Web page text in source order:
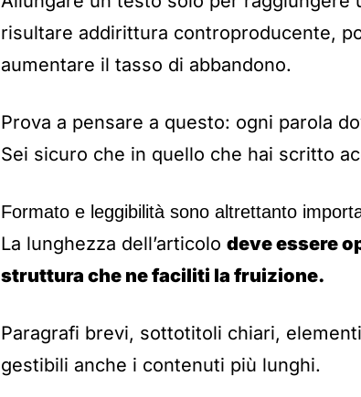
risultare addirittura controproducente,
aumentare il tasso di abbandono.
Prova a pensare a questo: ogni parola
Sei sicuro che in quello che hai scritto
Formato e leggibilità sono altrettanto
La lunghezza dell’articolo deve essere
struttura che ne faciliti la fruizione.
Paragrafi brevi, sottotitoli chiari,
gestibili anche i contenuti più lunghi.